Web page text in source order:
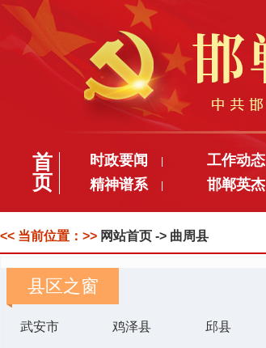
首
页
时政要闻 工作动态
精神谱系 邯郸英杰
<< 当前位置：>> 网站首页 -> 曲周县
县区之窗
武安市 鸡泽县 邱县